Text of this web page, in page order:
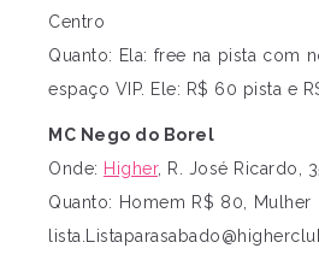
Centro
Quanto: Ela: free na pista com
espaço VIP. Ele: R$ 60 pista e
MC Nego do Borel
Onde: Higher, R. José Ricardo,
Quanto: Homem R$ 80,